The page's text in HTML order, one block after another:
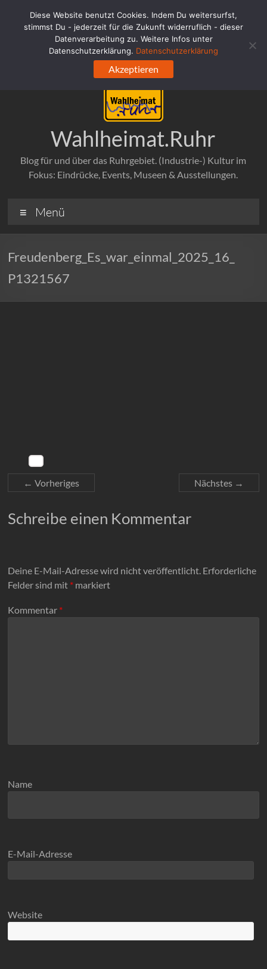
springen
Wahlheimat.Ruhr
Blog für und über das Ruhrgebiet. (Industrie-) Kultur im
Fokus: Eindrücke, Events, Museen & Ausstellungen.
Menü
Freudenberg_Es_war_einmal_2025_16_
P1321567
← Vorheriges Nächstes →
Schreibe einen Kommentar
Deine E-Mail-Adresse wird nicht veröffentlicht. Erforderliche
Felder sind mit * markiert
Kommentar *
Name
E-Mail-Adresse
Website
Diese Website benutzt Cookies. Indem Du weitersurfst,
stimmst Du - jederzeit für die Zukunft widerruflich - dieser
Datenverarbeitung zu. Weitere Infos unter
Datenschutzerklärung. Datenschutzerklärung
Akzeptieren